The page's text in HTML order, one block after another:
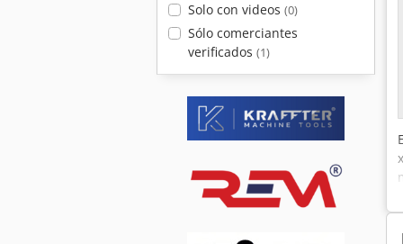
Solo con videos (0)
Sólo comerciantes
verificados (1)